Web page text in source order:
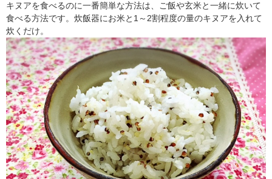
キヌアを食べるのに一番簡単な方法は、ご飯や玄米と一緒に炊いて
食べる方法です。炊飯器にお米と1～2割程度の量のキヌアを入れて
炊くだけ。